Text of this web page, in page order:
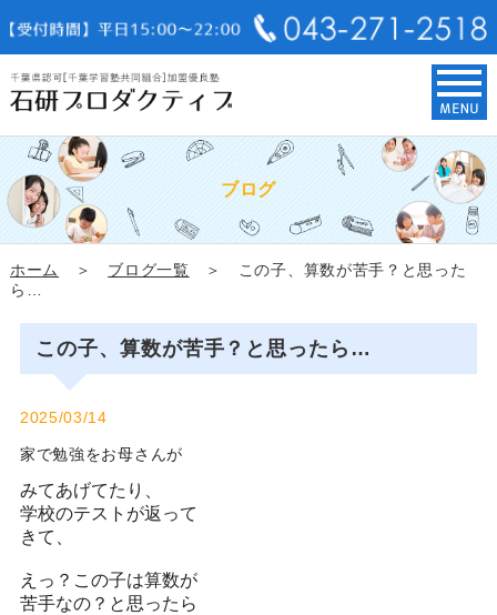
ブログ
ホーム ＞ ブログ一覧 ＞ この子、算数が苦手？と思った
ら…
この子、算数が苦手？と思ったら…
2025/03/14
家で勉強をお母さんが
みてあげてたり、
学校のテストが返って
きて、
えっ？この子は算数が
苦手なの？と思ったら